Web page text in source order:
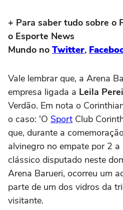
+ Para saber tudo sobre o
o Esporte News
Mundo no Twitter,
Vale lembrar que, a Arena
empresa ligada a Leila
Verdão. Em nota o
o caso: 'O Sport Club
que, durante a
alvinegro no empate por 2
clássico disputado neste
Arena Barueri, ocorreu um
parte de um dos vidros da
visitante.